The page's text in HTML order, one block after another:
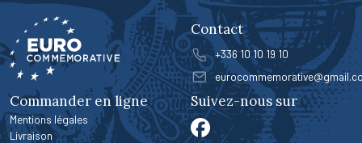
Contact
+336 10 10 19 10
Commander en ligne
Mentions légales
Livraison
Suivez-nous sur